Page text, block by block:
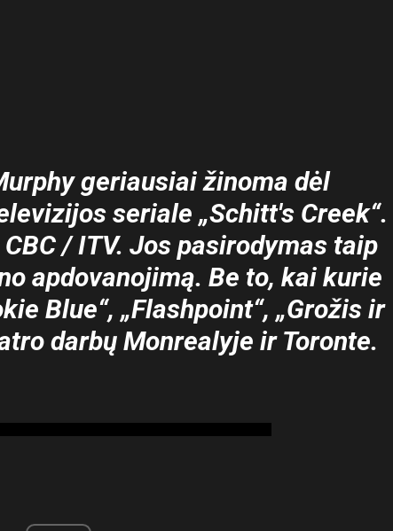
geriausiai žinoma dėl
seriale „Schitt's Creek“.
/ ITV. Jos pasirodymas taip
apdovanojimą. Be to, kai kurie
Blue“, „Flashpoint“, „Grožis ir
darbų Monrealyje ir Toronte.